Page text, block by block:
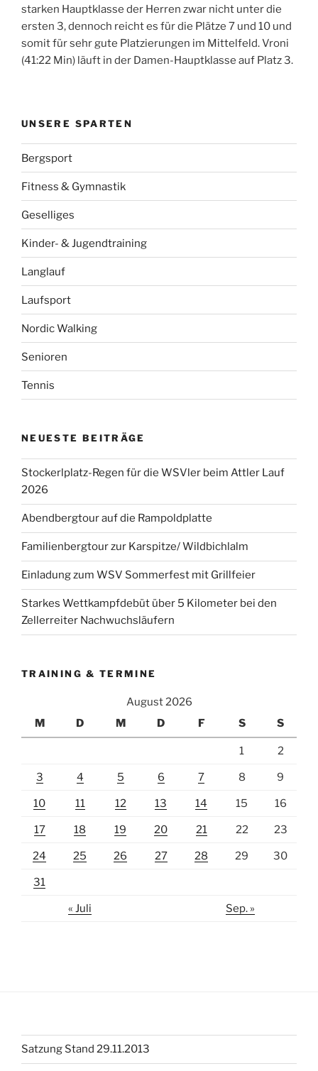
starken Hauptklasse der Herren zwar nicht unter die
ersten 3, dennoch reicht es für die Plätze 7 und 10 und
somit für sehr gute Platzierungen im Mittelfeld. Vroni
(41:22 Min) läuft in der Damen-Hauptklasse auf Platz 3.
UNSERE SPARTEN
Bergsport
Fitness & Gymnastik
Geselliges
Kinder- & Jugendtraining
Langlauf
Laufsport
Nordic Walking
Senioren
Tennis
NEUESTE BEITRÄGE
Stockerlplatz-Regen für die WSVler beim Attler Lauf
2026
Abendbergtour auf die Rampoldplatte
Familienbergtour zur Karspitze/ Wildbichlalm
Einladung zum WSV Sommerfest mit Grillfeier
Starkes Wettkampfdebüt über 5 Kilometer bei den
Zellerreiter Nachwuchsläufern
TRAINING & TERMINE
August 2026
M
D M D F S S
1 2
3 4 5 6 7 8 9
10 11 12 13 14 15 16
17 18 19 20 21 22 23
24 25 26 27 28 29 30
31
« Juli Sep. »
Satzung Stand 29.11.2013